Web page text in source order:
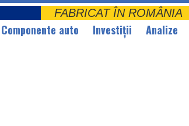
FABRICAT ÎN
Componente auto Investiții Analize